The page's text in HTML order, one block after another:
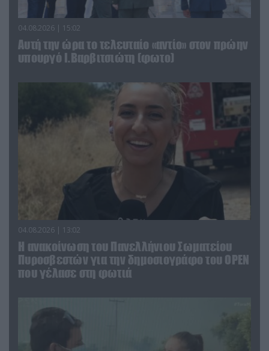
04.08.2026 | 15:02
Αυτή την ώρα το τελευταίο «αντίο» στον πρώην
υπουργό Ι.Βαρβιτσιώτη (φωτο)
04.08.2026 | 13:02
Η ανακοίνωση του Πανελλήνιου Σωματείου
Πυροσβεστών για την δημοσιογράφο του OPEN
που γέλασε στη φωτιά